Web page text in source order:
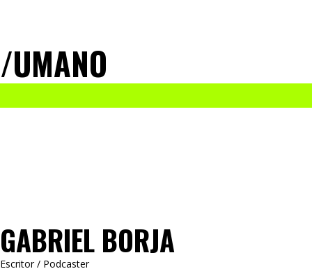
/UMANO
GABRIEL BORJA
Escritor / Podcaster